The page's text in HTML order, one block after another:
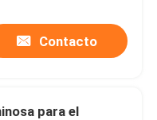
Contacto
para el